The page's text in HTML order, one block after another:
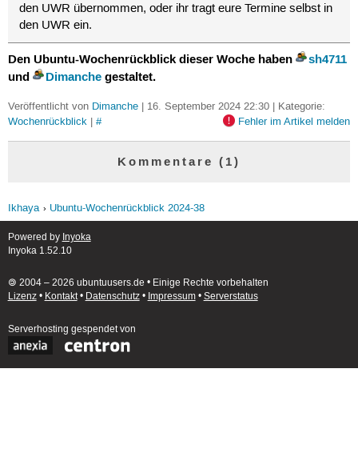
den UWR übernommen, oder ihr tragt eure Termine selbst in
den UWR ein.
Den Ubuntu-Wochenrückblick dieser Woche haben
sh4711
und
Dimanchegestaltet.
Veröffentlicht von Dimanche| 16. September 2024 22:30 | Kategorie:
Wochenrückblick| # Fehler im Artikel melden
Kommentare (1)
Ikhaya Ubuntu-Wochenrückblick 2024-38
Powered by Inyoka
Inyoka 1.52.10
🄯 2004 – 2026 ubuntuusers.de • Einige Rechte vorbehalten
Lizenz• Kontakt• Datenschutz• Impressum• Serverstatus
Serverhosting gespendet von